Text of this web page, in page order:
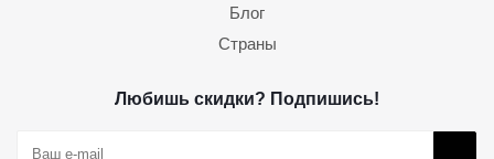
Блог
Страны
Любишь скидки? Подпишись!